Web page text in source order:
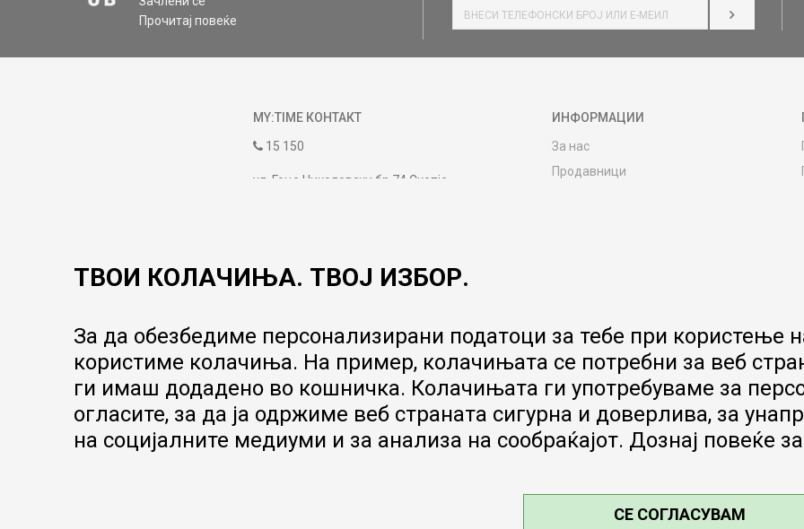
Прочитај повеќе
НАЈАВИ СЕ
MY:TIME КОНТАКТ
15 150
ул. Гоце Николовски бр.74 Скопје
09:00 до 17:00
ИНФОРМАЦИИ
За нас
Продавници
Гаранција за производ
Ценовник
ТВОИ КОЛАЧИЊА. ТВОЈ ИЗБОР.
За да обезбедиме персонализирани податоци за тебе при користење
користиме колачиња. На пример, колачињата се потребни за веб
ги имаш додадено во кошничка. Колачињата ги употребуваме за
огласите, за да ја одржиме веб страната сигурна и доверлива, за
на социјалните медиуми и за анализа на сообраќајот. Дознај повеќе за
СЕ СОГЛАСУВАМ